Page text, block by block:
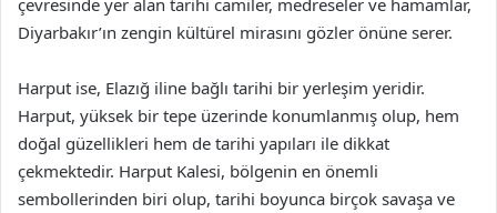
çevresinde yer alan tarihi camiler, medreseler ve hamamlar,
Diyarbakır’ın zengin kültürel mirasını gözler önüne serer.
Harput ise, Elazığ iline bağlı tarihi bir yerleşim yeridir.
Harput, yüksek bir tepe üzerinde konumlanmış olup, hem
doğal güzellikleri hem de tarihi yapıları ile dikkat
çekmektedir. Harput Kalesi, bölgenin en önemli
sembollerinden biri olup, tarihi boyunca birçok savaşa ve